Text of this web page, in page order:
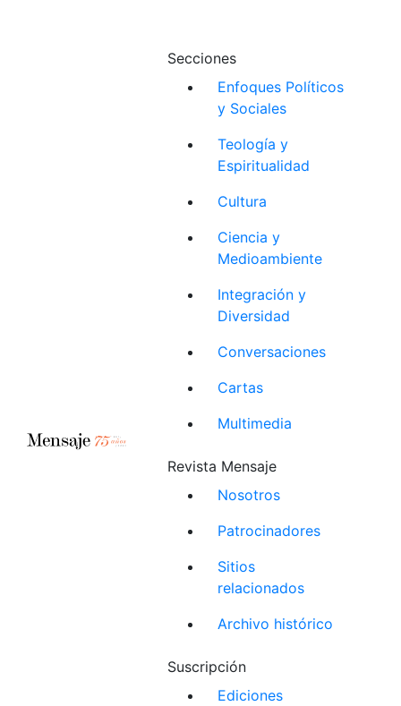
Secciones
Enfoques Políticos
y Sociales
Teología y
Espiritualidad
Cultura
Ciencia y
Medioambiente
Integración y
Diversidad
Conversaciones
Cartas
Multimedia
Revista Mensaje
Nosotros
Patrocinadores
Sitios
relacionados
Archivo histórico
Suscripción
Ediciones